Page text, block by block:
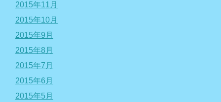
2015年11月
2015年10月
2015年9月
2015年8月
2015年7月
2015年6月
2015年5月